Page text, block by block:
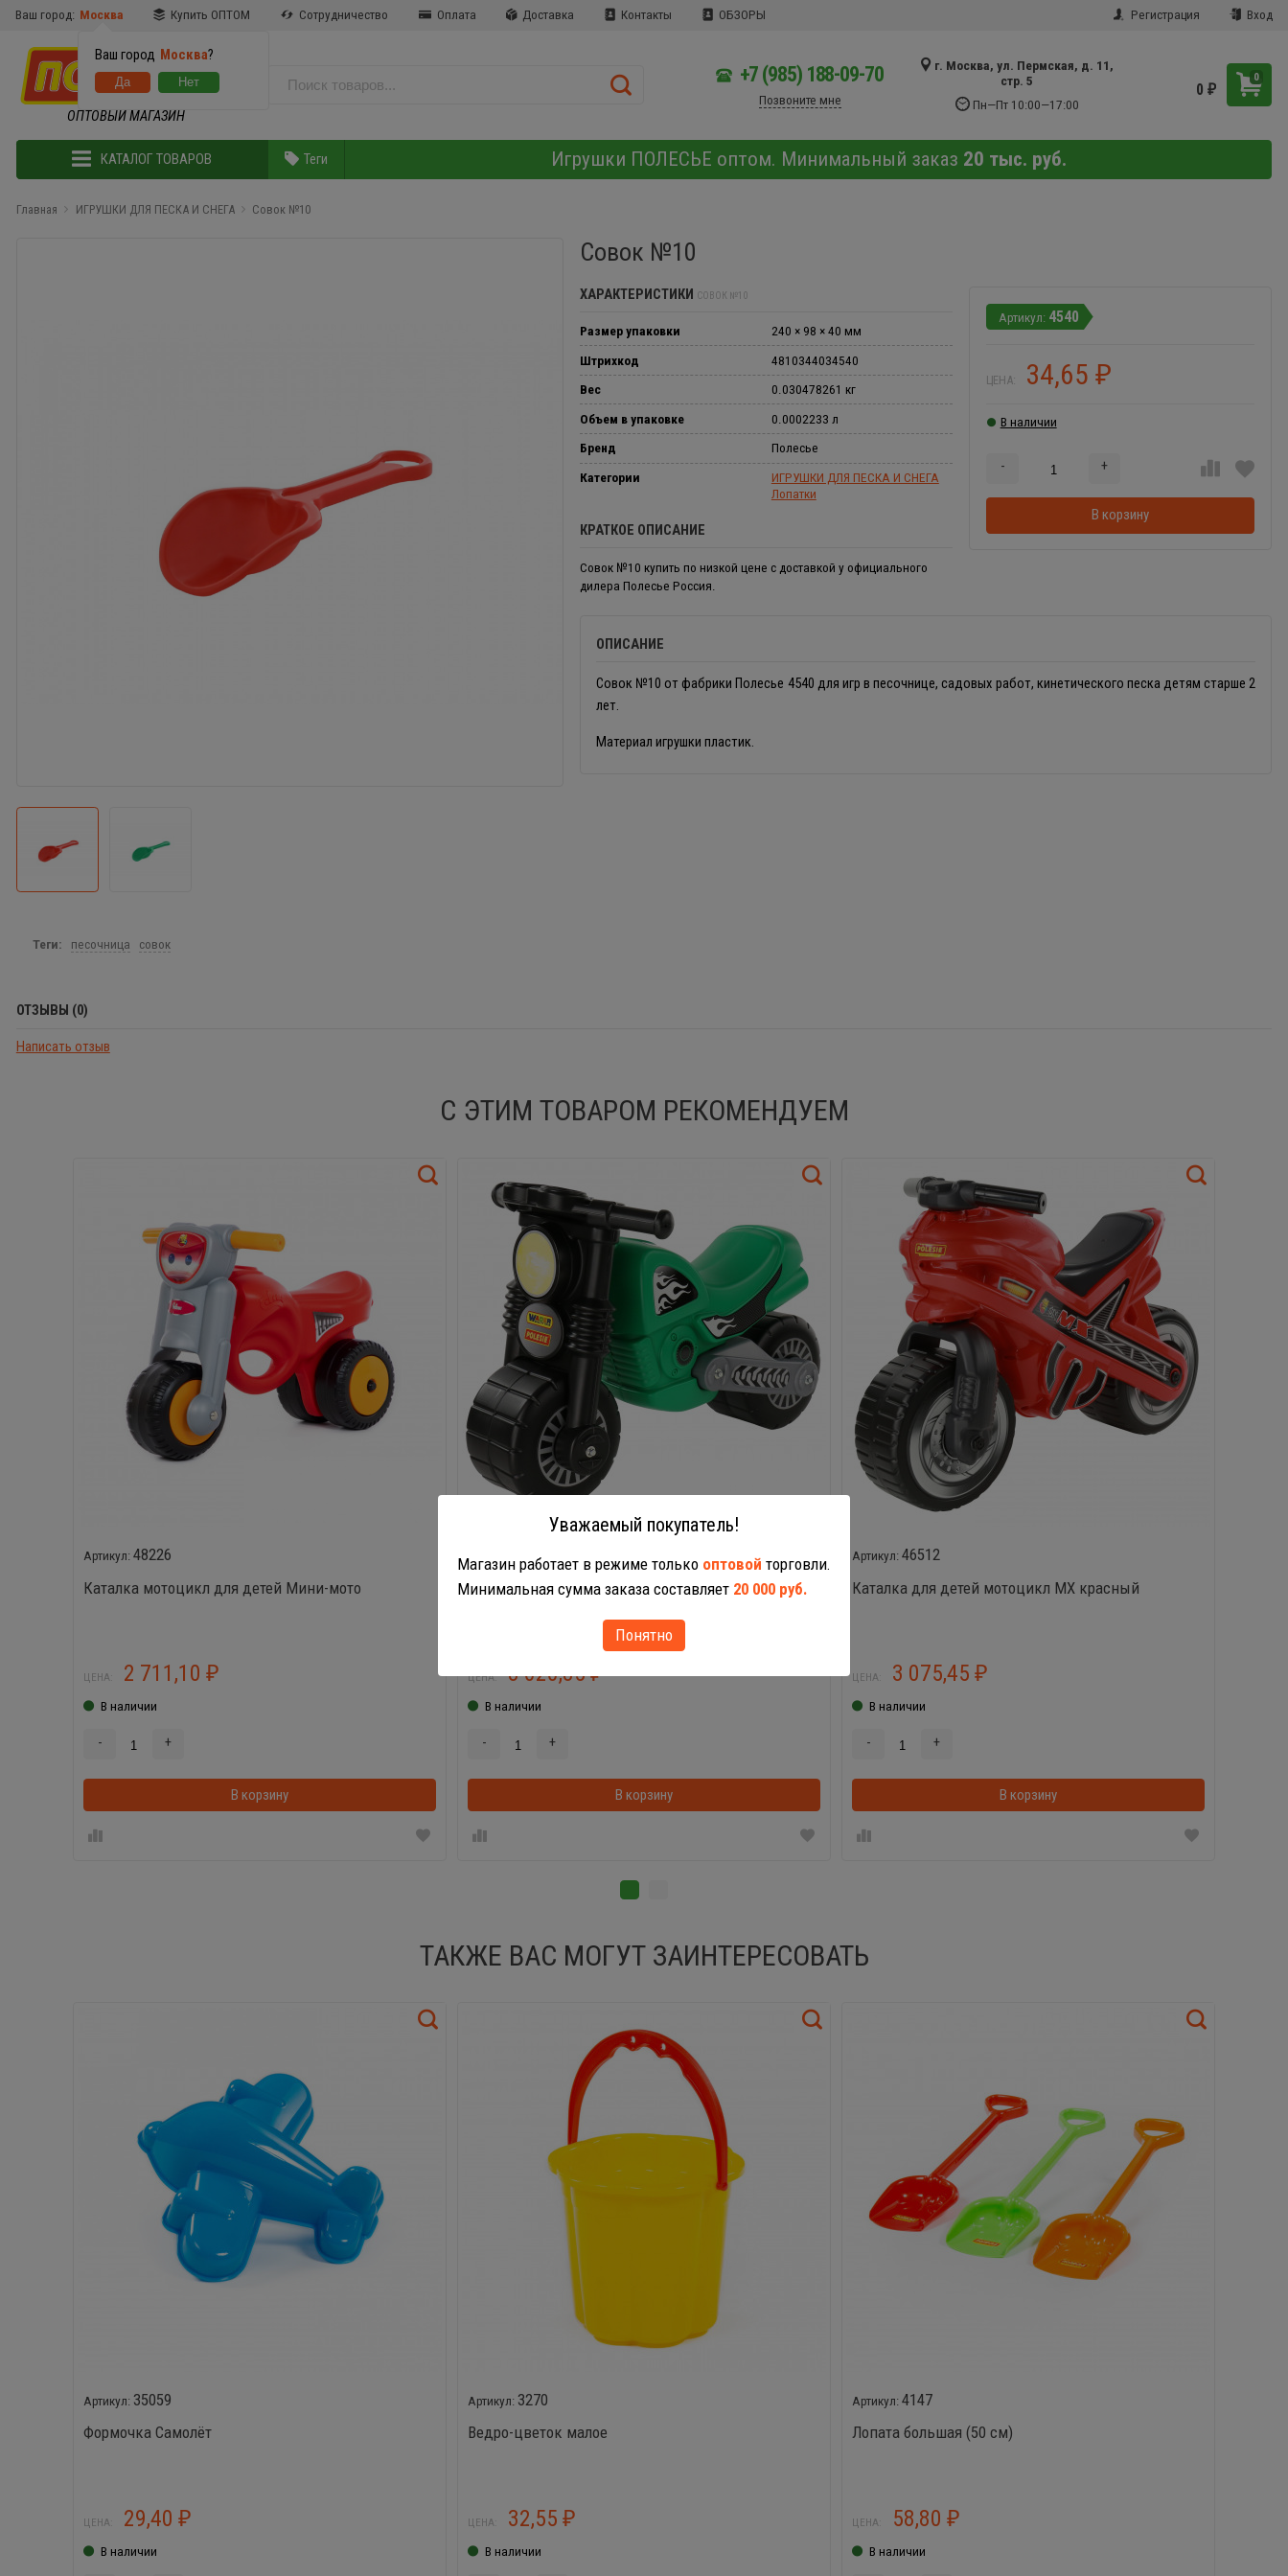
Ваш город: Москва
Ваш город Москва?
Купить ОПТОМ Сотрудничество Оплата Доставка Контакты ОБЗОРЫ Регистрация Вход
ОПТОВЫЙ МАГАЗИН
+7 (985) 188-09-70
Позвоните мне
г. Москва, ул. Пермская, д. 11,
стр. 5
Пн—Пт 10:00—17:00
0
0₽
КАТАЛОГ ТОВАРОВ Теги Игрушки ПОЛЕСЬЕ оптом. Минимальный заказ 20 тыс. руб.
Главная ИГРУШКИ ДЛЯ ПЕСКА И СНЕГА Совок №10
Совок №10
4540
ЦЕНА: 34,65₽
В наличии
- +
В корзину
ХАРАКТЕРИСТИКИ СОВОК №10
Размер упаковки
240 × 98 × 40 мм
Штрихкод
4810344034540
Вес
0.030478261 кг
Объем в упаковке
0.0002233 л
Бренд
Полесье
Категории
ИГРУШКИ ДЛЯ ПЕСКА И СНЕГА
Лопатки
КРАТКОЕ ОПИСАНИЕ
Совок №10 купить по низкой цене с доставкой у официального
дилера Полесье Россия.
ОПИСАНИЕ
Совок №10 от фабрики Полесье 4540 для игр в песочнице, садовых работ, кинетического песка детям старше 2
лет.
Материал игрушки пластик.
Теги: песочница совок
ОТЗЫВЫ (0)
Написать отзыв
С ЭТИМ ТОВАРОМ РЕКОМЕНДУЕМ
48226
Каталка мотоцикл для детей Мини-мото
ЦЕНА: 2 711,10 ₽
В наличии
- +
В корзину
40480
Каталка Полесье Мотоцикл Моторбайк зеленый
ЦЕНА: 3 020,85₽
В наличии
- +
В корзину
46512
Каталка для детей мотоцикл MX красный
ЦЕНА: 3 075,45 ₽
В наличии
- +
В корзину
ТАКЖЕ ВАС МОГУТ ЗАИНТЕРЕСОВАТЬ
35059
Формочка Самолёт
ЦЕНА: 29,40 ₽
В наличии
3270
Ведро-цветок малое
ЦЕНА: 32,55 ₽
В наличии
4147
Лопата большая (50 см)
ЦЕНА: 58,80 ₽
В наличии
Уважаемый покупатель!
Магазин работает в режиме только оптовой торговли.
Минимальная сумма заказа составляет 20 000 руб.
Понятно